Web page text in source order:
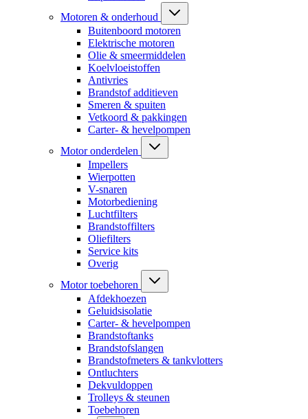
Motoren & onderhoud
Buitenboord motoren
Elektrische motoren
Olie & smeermiddelen
Koelvloeistoffen
Antivries
Brandstof additieven
Smeren & spuiten
Vetkoord & pakkingen
Carter- & hevelpompen
Motor onderdelen
Impellers
Wierpotten
V-snaren
Motorbediening
Luchtfilters
Brandstoffilters
Oliefilters
Service kits
Overig
Motor toebehoren
Afdekhoezen
Geluidsisolatie
Carter- & hevelpompen
Brandstoftanks
Brandstofslangen
Brandstofmeters & tankvlotters
Ontluchters
Dekvuldoppen
Trolleys & steunen
Toebehoren